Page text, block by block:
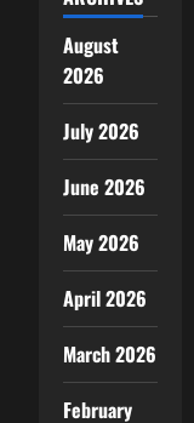
August
2026
July 2026
June 2026
May 2026
April 2026
March 2026
February